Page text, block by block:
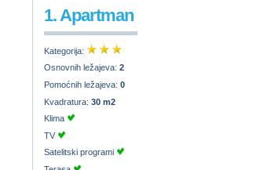
1. Apartman
Kategorija:
Osnovnih ležajeva: 2
Pomoćnih ležajeva: 0
Kvadratura: 30 m2
Klima
TV
Satelitski programi